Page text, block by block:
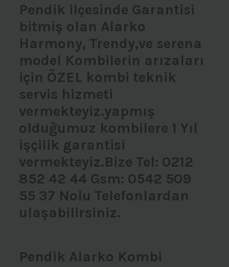
Pendik ilçesinde Garantisi
bitmiş olan Alarko
Harmony, Trendy,ve serena
model Kombilerin arızaları
için ÖZEL kombi teknik
servis hizmeti
vermekteyiz.yapmış
olduğumuz kombilere 1 Yıl
işçilik garantisi
vermekteyiz.Bize Tel: 0212
852 42 44 Gsm: 0542 509
55 37 Nolu Telefonlardan
ulaşabilirsiniz.
Pendik Alarko Kombi